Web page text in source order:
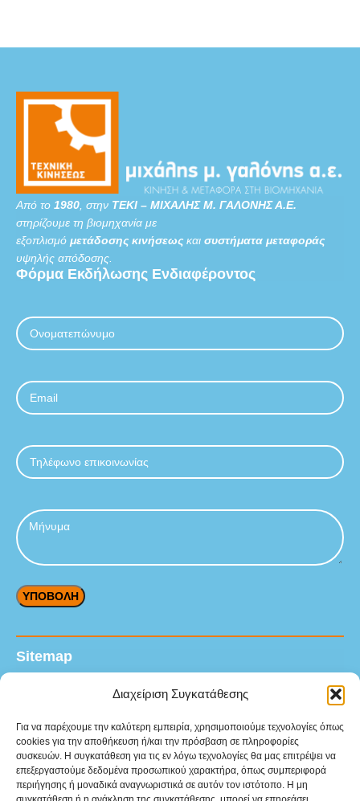
Διαχείριση Συγκατάθεσης
Για να παρέχουμε την καλύτερη εμπειρία, χρησιμοποιούμε τεχνολογίες όπως
cookies για την αποθήκευση ή/και την πρόσβαση σε πληροφορίες
συσκευών. Η συγκατάθεση για τις εν λόγω τεχνολογίες θα μας επιτρέψει να
επεξεργαστούμε δεδομένα προσωπικού χαρακτήρα, όπως συμπεριφορά
περιήγησης ή μοναδικά αναγνωριστικά σε αυτόν τον ιστότοπο. Η μη
Από το 1980 , στην ΤΕΚΙ – ΜΙΧΑΛΗΣ Μ. ΓΑΛΟΝΗΣ Α.Ε.
στηρίζουμε τη βιομηχανία με
εξοπλισμό μετάδοσης κινήσεως και συστήματα μεταφοράς
υψηλής απόδοσης.
Φόρμα Εκδήλωσης Ενδιαφέροντος
Sitemap
Υπηρεσίες
Βιομηχανικοί κλάδοι